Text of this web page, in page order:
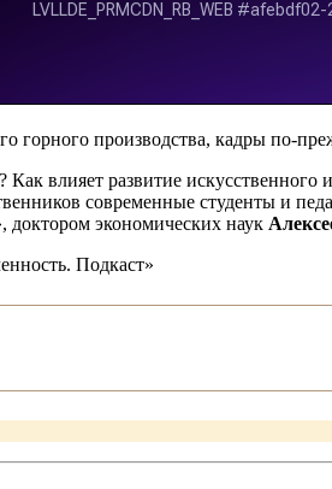
горного производства, кадры по-
влияет развитие
современные студенты и
экономических наук
Подкаст»